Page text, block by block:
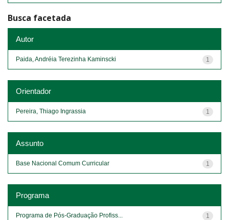
Busca facetada
Autor
1
Paida, Andréia Terezinha Kaminscki
Orientador
1
Pereira, Thiago Ingrassia
Assunto
1
Base Nacional Comum Curricular
Programa
1
Programa de Pós-Graduação Profiss...